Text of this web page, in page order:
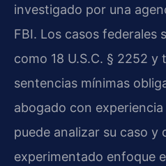
investigado por una
FBI. Los casos federales
como 18 U.S.C. § 2252 y
sentencias mínimas
abogado con
puede analizar su caso y
experimentado enfoque